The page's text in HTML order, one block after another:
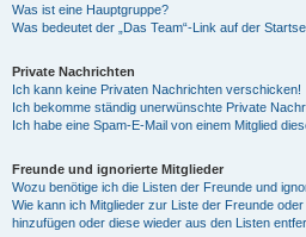
Was ist eine Hauptgruppe?
Was bedeutet der „Das Team“-Link auf der
Private Nachrichten
Ich kann keine Privaten Nachrichten verschicken!
Ich bekomme ständig unerwünschte Private
Ich habe eine Spam-E-Mail von einem Mitglied
Freunde und ignorierte Mitglieder
Wozu benötige ich die Listen der Freunde und
Wie kann ich Mitglieder zur Liste der Freunde
hinzufügen oder diese wieder aus den Listen